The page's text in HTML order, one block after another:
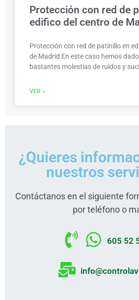
Protección con red de
edifico del centro de
Protección con red de patinillo en
de Madrid En este caso hemos
bastantes molestias de ruidos y
VER »
¿Quieres
nuestros
Contáctanos en el siguiente
por teléfono o
605 52